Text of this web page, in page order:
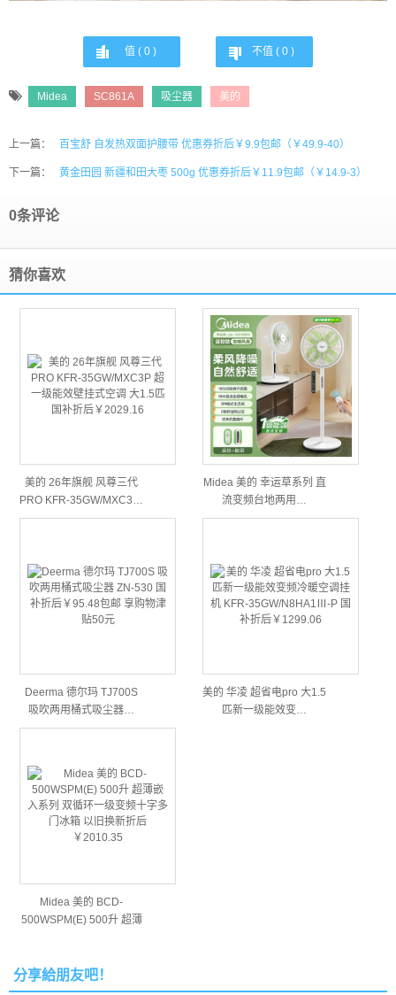
值 ( 0 ) 不值 ( 0 )
Midea SC861A 吸尘器 美的
上一篇： 百宝舒 自发热双面护腰带 优惠券折后￥9.9包邮（￥49.9-40）
下一篇： 黄金田园 新疆和田大枣 500g 优惠券折后￥11.9包邮（￥14.9-3）
0条评论
猜你喜欢
美的 26年旗舰 风尊三代
PRO KFR-35GW/MXC3…
Midea 美的 幸运草系列 直
流变频台地两用…
Deerma 德尔玛 TJ700S
吸吹两用桶式吸尘器…
美的 华凌 超省电pro 大1.5
匹新一级能效变…
Midea 美的 BCD-
500WSPM(E) 500升 超薄
分享給朋友吧！